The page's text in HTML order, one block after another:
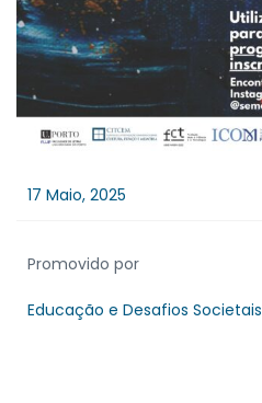
17 Maio, 2025
Promovido por
Educação e Desafios Societais